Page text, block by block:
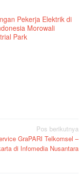
Pekerja Elektrik di
Morowali
Park
Pos berikutnya
GraPARI Telkomsel –
di Infomedia Nusantara